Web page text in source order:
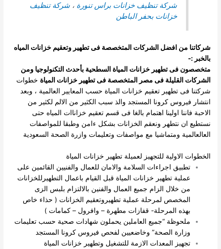
شركة تنظيف خزانات براس تنورة ،شركة تنظيف
خزانات بحفر الباطن
شركاتنا من افضل الشركات المتخصصة فى تطهير وتعقيم خزانات المياه
بالخبر :-
متخصصون فى تطهير خزانات المياة السطحية بأحدث التكنولوجيا ومن
الشركات القليلة فى مصر المتخصصة فى تطهير خزانات المياة خطوات
شركتنا فى تطهير تعقيم خزانات المياة حسب المعايير العالمية ، وبعد
انتشار فيروس كرونا المستجد والذ سبب الكثير من الالم لكثير من
الاحبة فاننا اولينا اهتمام بالغا فى قسم تعقيم خزاناات المياه حتى
نستطيع ان نتطهر ونعقم الخزانات بشكل ءامن وطبقا للمواصفات
العالعالمية ومتماشيا مع مواصفات وتعليمات وازرة الصحة السعودية
الخطوات الاولية للتجهيز لعميلة تطهير خزانات المياة
تطبيق اجراءات السلامة والامان للعمال والفنيين القائمين على
عملية تطهير خزانات المياة قبل القيام باعمال التطهيرللخزانات
من خلال الزام جميع العمال والفنين بالالتزام بلبس الزى
المخصص لمرحلة عملية تطهيروتعقيم الخزانات ( حذاء خاص
بهذه المرحلة- قفازات مطهرة – وافرول – كمامات )
ملحوظة “جميع العاملين يحملون شهادات صحية حسب تعليمات
وزارة الصحة” وخاضعيين لفحص فيروس كرونا المستجد
تجهيز المعدات الازمة للتشغيل وتطهير خزانات المياة